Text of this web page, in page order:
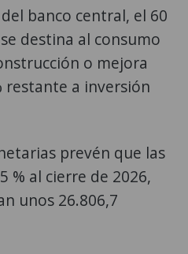
banco central, el 60
destina al consumo
o mejora
restante a inversión
prevén que las
% al cierre de 2026,
unos 26.806,7